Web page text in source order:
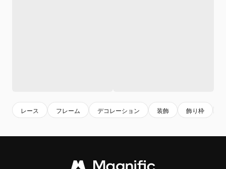
レース フレーム デコレーション 装飾 飾り枠